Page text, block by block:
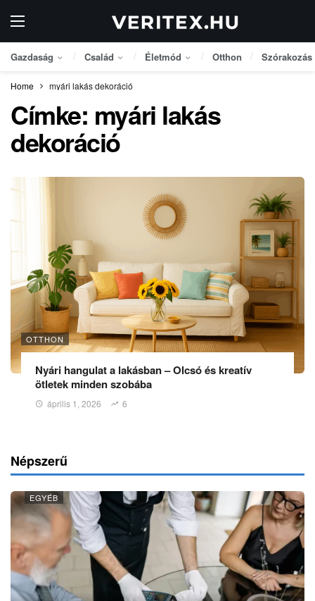
Gazdaság Család Életmód Otthon Szórakozás
Home myári lakás dekoráció
Címke: myári lakás
dekoráció
OTTHON
Nyári hangulat a lakásban – Olcsó és kreatív
ötletek minden szobába
április 1, 2026 6
Népszerű
EGYÉB